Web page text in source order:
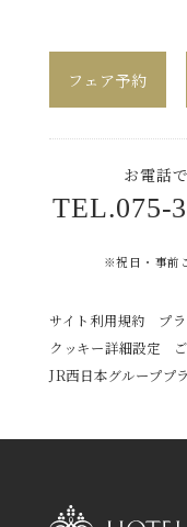
フェア予約
お電話
TEL.075-
※祝日・事前
サイト利用規約 プ
クッキー詳細設定
JR西日本グループプ